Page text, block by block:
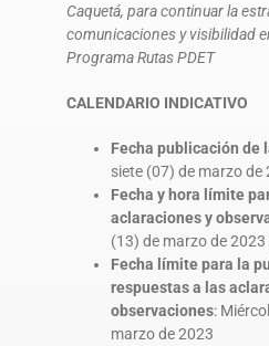
Caquetá, para continuar la
comunicaciones y visibilidad
Programa Rutas PDET
CALENDARIO INDICATIVO
Fecha publicación de
siete (07) de marzo de
Fecha y hora límite
aclaraciones y
(13) de marzo de
Fecha límite para la
respuestas a las
observaciones:
marzo de 2023